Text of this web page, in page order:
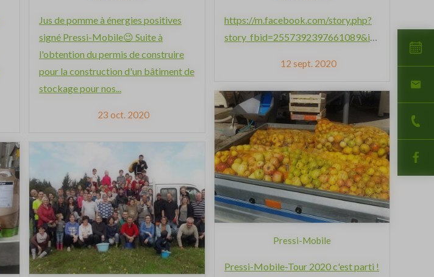
Jus de pomme à énergies positives
signé Pressi-Mobile😉 Suite à
l'obtention du permis de construire
pour la construction d'un bâtiment de
stockage pour nos...
23 oct. 2020
https://m.facebook.com/story.php?
story_fbid=2557392397661089&id=551610558239293
12 sept. 2020
Pressi-Mobile
Pressi-Mobile-Tour 2020 c'est parti !